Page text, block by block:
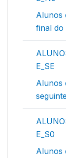
Alunos
final do
E_SE
Alunos
E_S0
Alunos